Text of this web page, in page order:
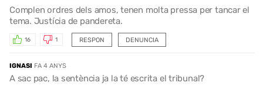
Complen ordres dels amos, tenen molta pressa per tancar el
tema. Justícia de pandereta.
RESPON
16 1 DENUNCIA
IGNASI FA 4 ANYS
A sac pac, la sentència ja la té escrita el tribunal?